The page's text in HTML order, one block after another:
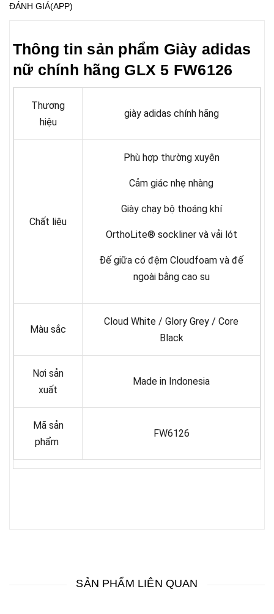
ĐÁNH GIÁ(APP)
Thông tin sản phẩm Giày adidas
nữ chính hãng GLX 5 FW6126
Thương
hiệu
giày adidas chính hãng
Chất liệu
Phù hợp thường xuyên
Cảm giác nhẹ nhàng
Giày chạy bộ thoáng khí
OrthoLite® sockliner và vải lót
Đế giữa có đệm Cloudfoam và đế
ngoài bằng cao su
Màu sắc
Cloud White / Glory Grey / Core
Black
Nơi sản
xuất
Made in Indonesia
Mã sản
phẩm
FW6126
SẢN PHẨM LIÊN QUAN